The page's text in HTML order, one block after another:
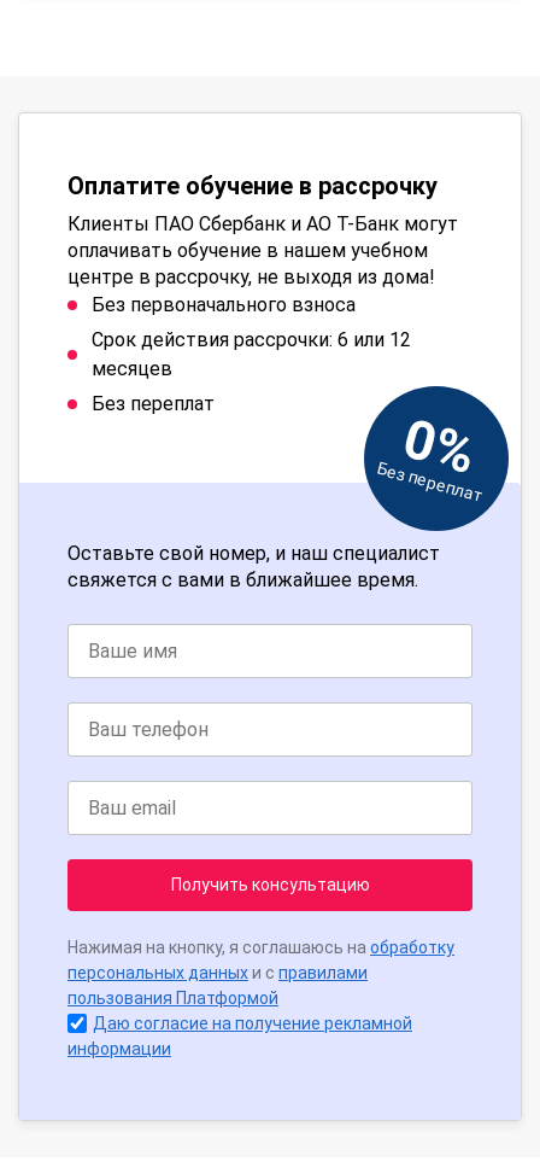
Оплатите обучение в рассрочку
Клиенты ПАО Сбербанк и АО Т-Банк могут
оплачивать обучение в нашем учебном
центре в рассрочку, не выходя из дома!
Без первоначального взноса
Срок действия рассрочки: 6 или 12
месяцев
Без переплат
0%
Без переплат
Оставьте свой номер, и наш специалист
свяжется с вами в ближайшее время.
Получить консультацию
Нажимая на кнопку, я соглашаюсь на обработку
персональных данныхи с правилами
пользования Платформой
Даю согласие на получение рекламной
информации